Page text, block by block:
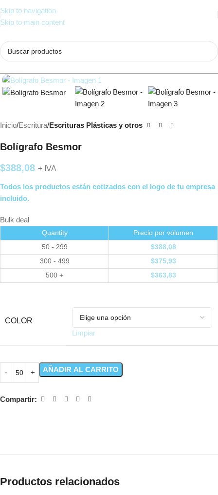
Skip to navigation
Skip to main content
Inicio Escritura Escrituras Plásticas y otros
Bolígrafo Besmor
$388,08 + IVA
Todos los productos están cotizados con el logo de tu empresa
incluido.
Bulk deal
Quantity
Precio por volumen
50 - 299
$388,08
300 - 499
$375,93
500 +
$363,83
COLOR
Limpiar
AÑADIR AL CARRITO
Compartir:
Productos relacionados